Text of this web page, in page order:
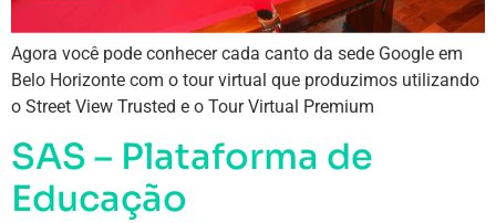
Agora você pode conhecer cada canto da sede Google em
Belo Horizonte com o tour virtual que produzimos utilizando
o Street View Trusted e o Tour Virtual Premium
SAS – Plataforma de
Educação